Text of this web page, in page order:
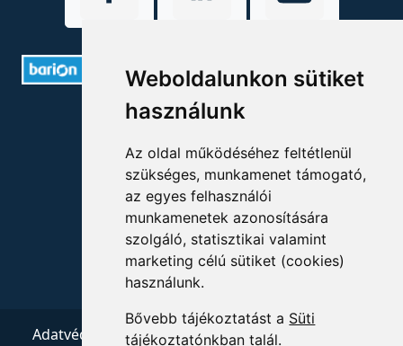
Weboldalunkon sütiket
használunk
Az oldal működéséhez feltétlenül
szükséges, munkamenet támogató,
az egyes felhasználói
munkamenetek azonosítására
szolgáló, statisztikai valamint
marketing célú sütiket (cookies)
használunk.
Bővebb tájékoztatást a Süti
tájékoztatónkban talál.
ELÉRHETŐSÉGEK
+36 1 880 7600
info@mprx.hu
Adatvédelem ÁSZF Impresszum